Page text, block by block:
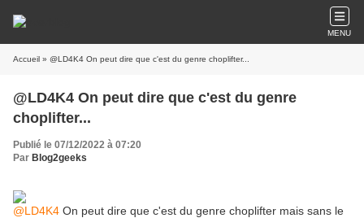
MENU
Accueil » @LD4K4 On peut dire que c'est du genre choplifter...
@LD4K4 On peut dire que c'est du genre
choplifter...
Publié le 07/12/2022 à 07:20
Par Blog2geeks
@LD4K4 On peut dire que c'est du genre choplifter mais sans le